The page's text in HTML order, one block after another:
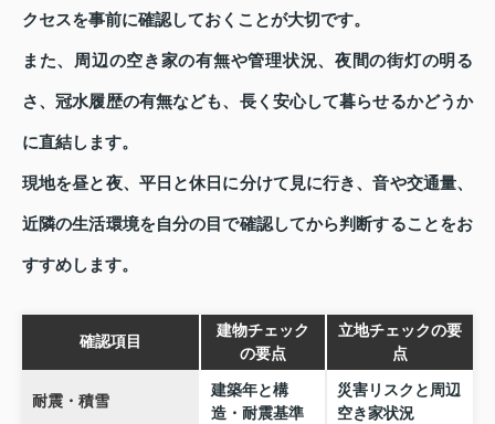
クセスを事前に確認しておくことが大切です。
また、周辺の空き家の有無や管理状況、夜間の街灯の明る
さ、冠水履歴の有無なども、長く安心して暮らせるかどうか
に直結します。
現地を昼と夜、平日と休日に分けて見に行き、音や交通量、
近隣の生活環境を自分の目で確認してから判断することをお
すすめします。
確認項目
建物チェック
の要点
立地チェックの要
点
耐震・積雪
建築年と構
造・耐震基準
災害リスクと周辺
空き家状況